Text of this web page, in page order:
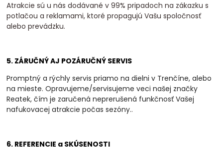
Atrakcie sú u nás dodávané v 99% pripadoch na zákazku s
potlačou a reklamami, ktoré propagujú Vašu spoločnosť
alebo prevádzku.
5. ZÁRUČNÝ AJ POZÁRUČNÝ SERVIS
Promptný a rýchly servis priamo na dielni v Trenčíne, alebo
na mieste. Opravujeme/servisujeme veci našej značky
Reatek, čím je zaručená neprerušená funkčnosť Vašej
nafukovacej atrakcie počas sezóny..
6. REFERENCIE a SKÚSENOSTI